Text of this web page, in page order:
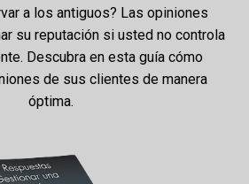
a los antiguos? Las opiniones
su reputación si usted no controla
Descubra en esta guía cómo
de sus clientes de manera
óptima.